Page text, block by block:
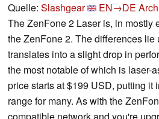
Quelle: Slashgear EN→DE
The ZenFone 2 Laser is, in mostly
the ZenFone 2. The differences lie
translates into a slight drop in
the most notable of which is laser-
price starts at $199 USD, putting it
range for many. As with the